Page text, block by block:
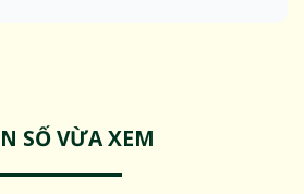
SỐ VỪA XEM